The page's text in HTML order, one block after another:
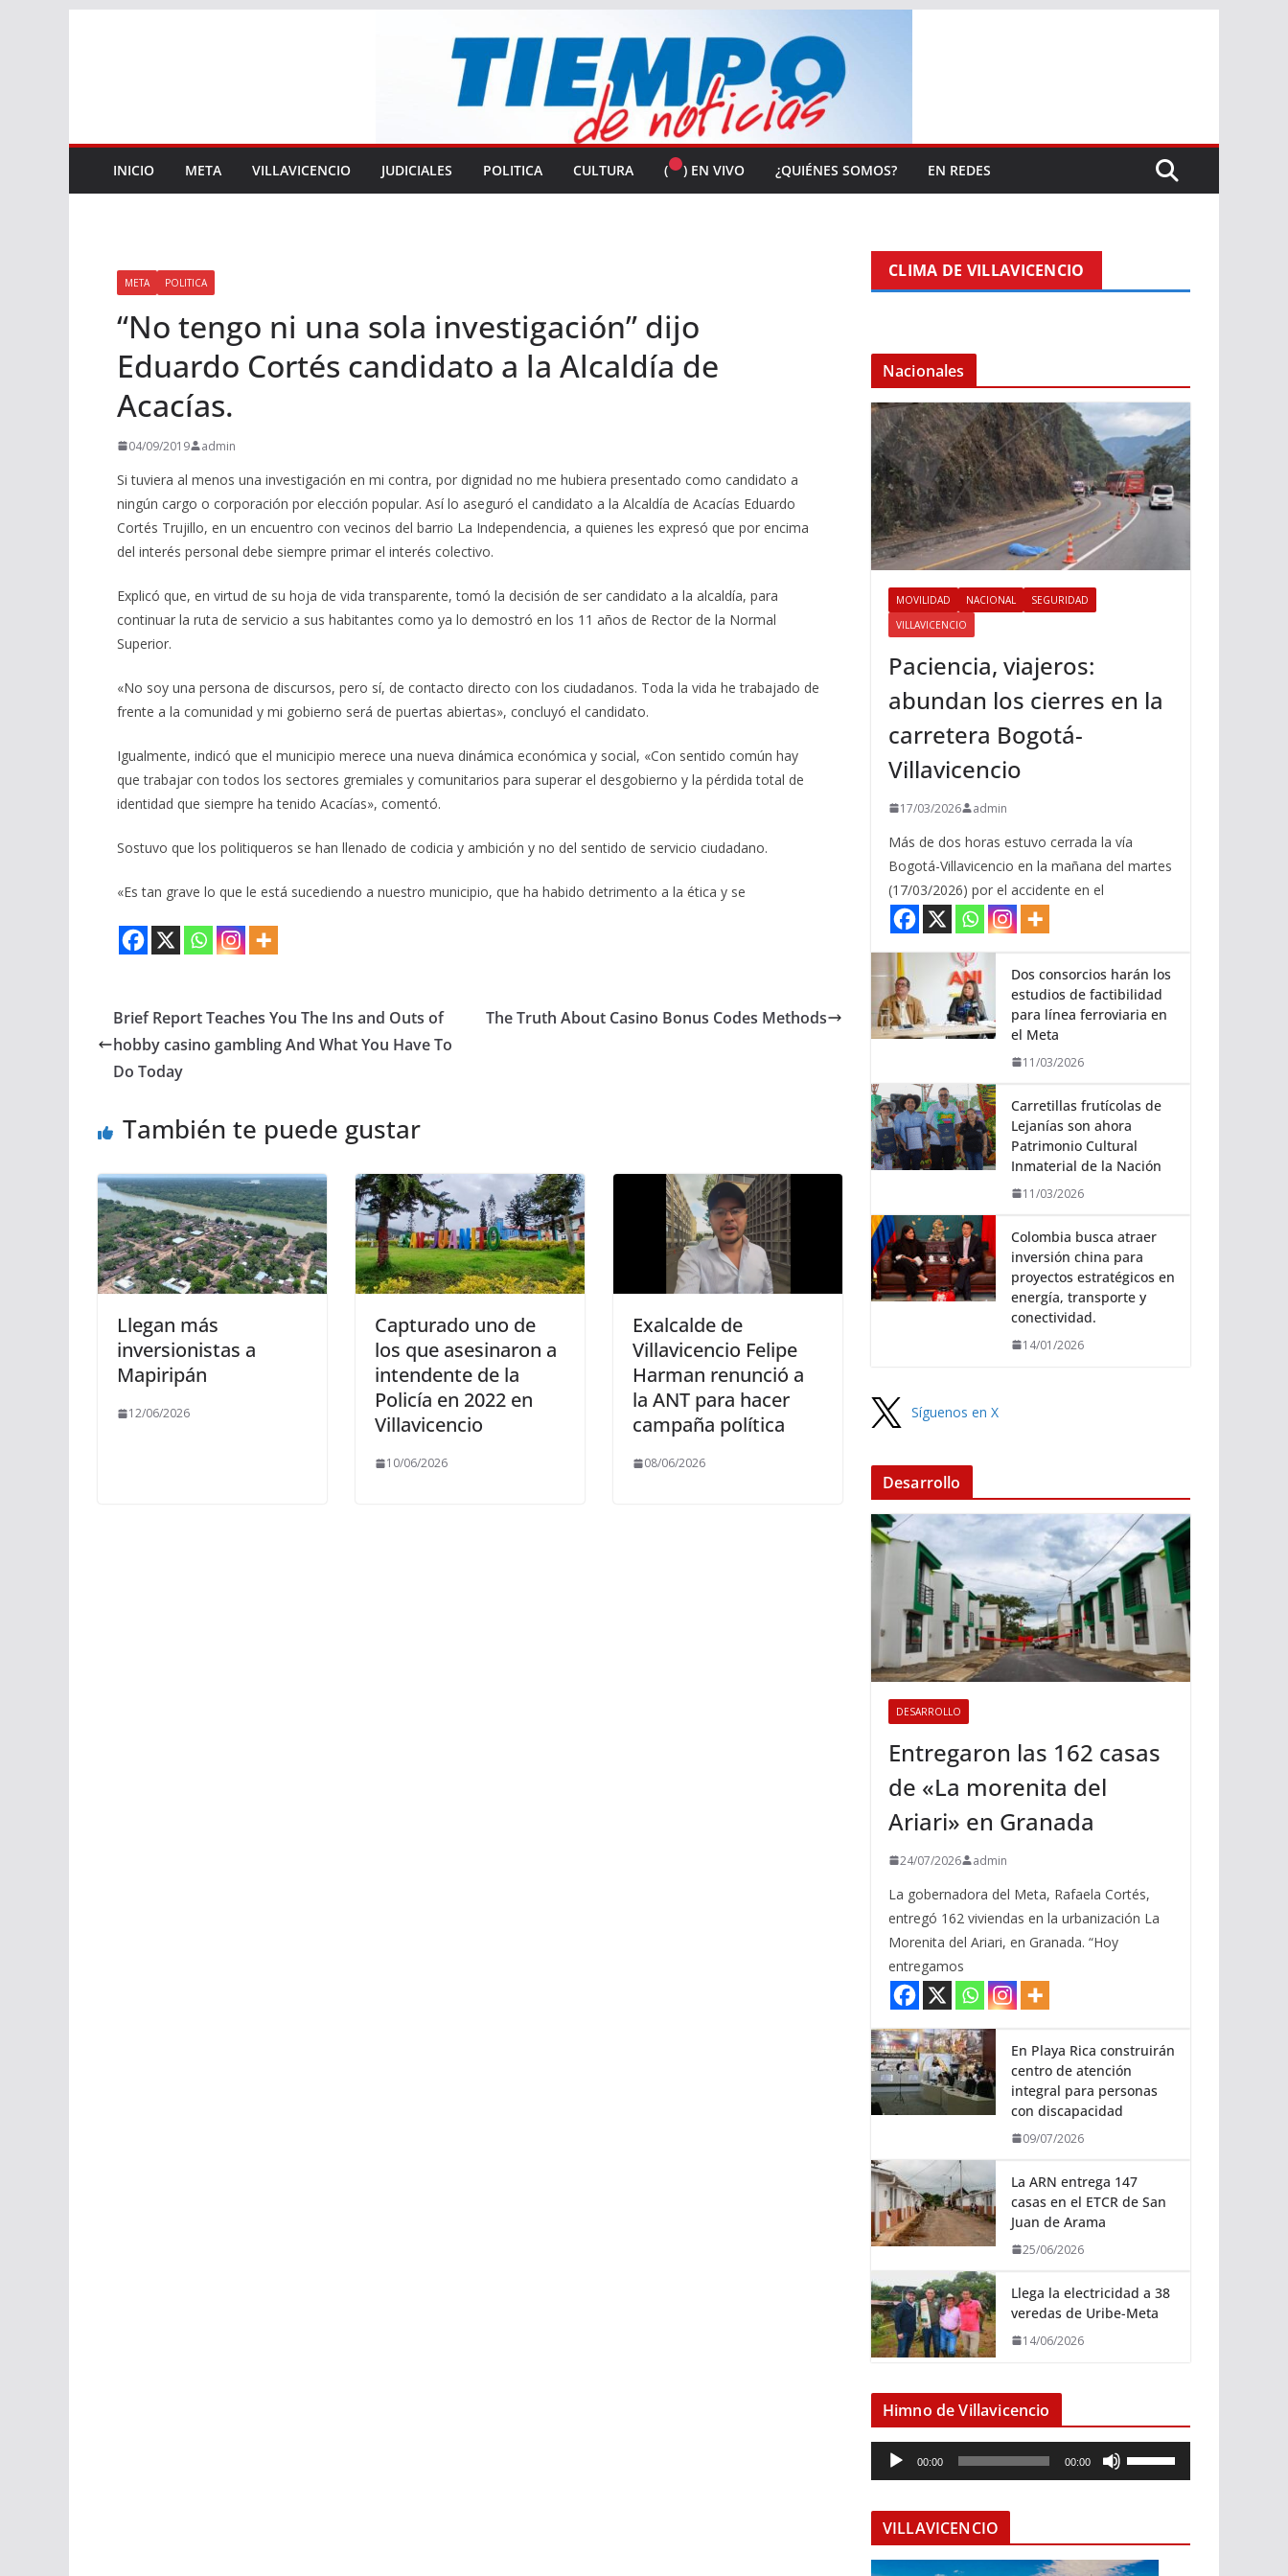
INICIO META VILLAVICENCIO JUDICIALES POLITICA CULTURA ( ) EN VIVO ¿QUIÉNES SOMOS? EN REDES
META POLITICA
“No tengo ni una sola investigación” dijo
Eduardo Cortés candidato a la Alcaldía de
Acacías.
04/09/2019 admin
Si tuviera al menos una investigación en mi contra, por dignidad no me hubiera presentado como candidato a
ningún cargo o corporación por elección popular. Así lo aseguró el candidato a la Alcaldía de Acacías Eduardo
Cortés Trujillo, en un encuentro con vecinos del barrio La Independencia, a quienes les expresó que por encima
del interés personal debe siempre primar el interés colectivo.
Explicó que, en virtud de su hoja de vida transparente, tomó la decisión de ser candidato a la alcaldía, para
continuar la ruta de servicio a sus habitantes como ya lo demostró en los 11 años de Rector de la Normal
Superior.
«No soy una persona de discursos, pero sí, de contacto directo con los ciudadanos. Toda la vida he trabajado de
frente a la comunidad y mi gobierno será de puertas abiertas», concluyó el candidato.
Igualmente, indicó que el municipio merece una nueva dinámica económica y social, «Con sentido común hay
que trabajar con todos los sectores gremiales y comunitarios para superar el desgobierno y la pérdida total de
identidad que siempre ha tenido Acacías», comentó.
Sostuvo que los politiqueros se han llenado de codicia y ambición y no del sentido de servicio ciudadano.
«Es tan grave lo que le está sucediendo a nuestro municipio, que ha habido detrimento a la ética y se
Brief Report Teaches You The Ins and Outs of
hobby casino gambling And What You Have To
Do Today
The Truth About Casino Bonus Codes Methods
También te puede gustar
Llegan más
inversionistas a
Mapiripán
12/06/2026
Capturado uno de
los que asesinaron a
intendente de la
Policía en 2022 en
Villavicencio
10/06/2026
Exalcalde de
Villavicencio Felipe
Harman renunció a
la ANT para hacer
campaña política
08/06/2026
CLIMA DE VILLAVICENCIO
Nacionales
MOVILIDAD NACIONAL
SEGURIDAD
VILLAVICENCIO
Paciencia, viajeros:
abundan los cierres en la
carretera Bogotá-
Villavicencio
17/03/2026 admin
Más de dos horas estuvo cerrada la vía
Bogotá-Villavicencio en la mañana del martes
(17/03/2026) por el accidente en el
Dos consorcios harán los
estudios de factibilidad
para línea ferroviaria en
el Meta
11/03/2026
Carretillas frutícolas de
Lejanías son ahora
Patrimonio Cultural
Inmaterial de la Nación
11/03/2026
Colombia busca atraer
inversión china para
proyectos estratégicos en
energía, transporte y
conectividad.
14/01/2026
Síguenos en X
Desarrollo
DESARROLLO
Entregaron las 162 casas
de «La morenita del
Ariari» en Granada
24/07/2026 admin
La gobernadora del Meta, Rafaela Cortés,
entregó 162 viviendas en la urbanización La
Morenita del Ariari, en Granada. “Hoy
entregamos
En Playa Rica construirán
centro de atención
integral para personas
con discapacidad
09/07/2026
La ARN entrega 147
casas en el ETCR de San
Juan de Arama
25/06/2026
Llega la electricidad a 38
veredas de Uribe-Meta
14/06/2026
Himno de Villavicencio
e
o
00:00 00:00
i
z
VILLAVICENCIO